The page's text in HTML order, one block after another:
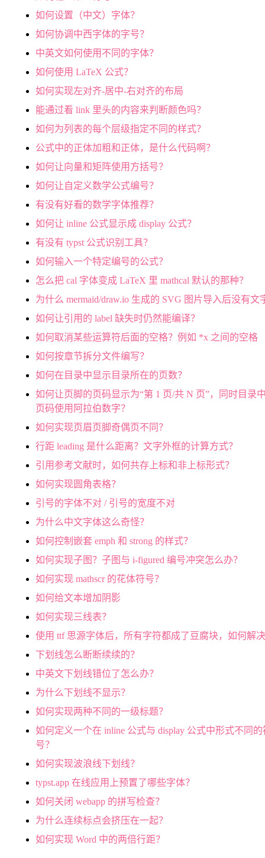
如何设置（中文）字体？
如何协调中西字体的字号？
中英文如何使用不同的字体？
如何使用 LaTeX 公式？
如何实现左对齐-居中-右对齐的布局
能通过看 link 里头的内容来判断颜色吗？
如何为列表的每个层级指定不同的样式？
公式中的正体加粗和正体，是什么代码啊？
如何让向量和矩阵使用方括号？
如何让自定义数学公式编号？
有没有好看的数学字体推荐？
如何让 inline 公式显示成 display 公式？
有没有 typst 公式识别工具？
如何输入一个特定编号的公式？
怎么把 cal 字体变成 LaTeX 里 mathcal 默认的那种？
为什么 mermaid/draw.io 生成的 SVG 图片导入后没有文
如何让引用的 label 缺失时仍然能编译？
如何取消某些运算符后面的空格？例如 *x 之间的空格
如何按章节拆分文件编写？
如何在目录中显示目录所在的页数？
如何让页脚的页码显示为“第 1 页/共 N 页”，同时目录
页码使用阿拉伯数字？
如何实现页眉页脚奇偶页不同？
行距 leading 是什么距离？文字外框的计算方式？
引用参考文献时，如何共存上标和非上标形式？
如何实现圆角表格？
引号的字体不对 / 引号的宽度不对
为什么中文字体这么奇怪？
如何控制嵌套 emph 和 strong 的样式？
如何实现子图？子图与 i-figured 编号冲突怎么办？
如何实现 mathscr 的花体符号？
如何给文本增加阴影
如何实现三线表？
使用 ttf 思源字体后，所有字符都成了豆腐块，如何解
下划线怎么断断续续的？
中英文下划线错位了怎么办？
为什么下划线不显示？
如何实现两种不同的一级标题？
如何定义一个在 inline 公式与 display 公式中形式不同的
号？
如何实现波浪线下划线？
typst.app 在线应用上预置了哪些字体？
如何关闭 webapp 的拼写检查？
为什么连续标点会挤压在一起？
如何实现 Word 中的两倍行距？